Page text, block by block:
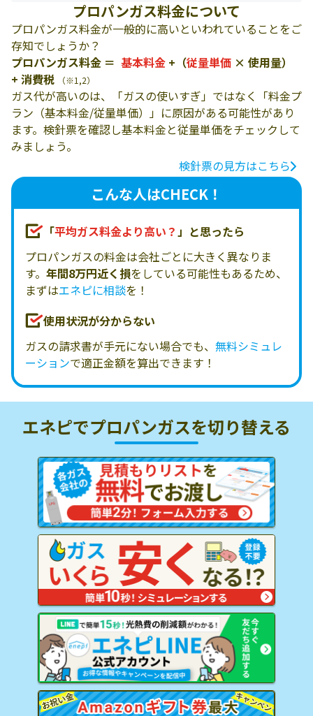
プロパンガス料金について
プロパンガス料金が一般的に高いといわれていることをご
存知でしょうか？
プロパンガス料金 ＝ 基本料金 +（従量単価 × 使用量）
+ 消費税
（※1,2）
ガス代が高いのは、「ガスの使いすぎ」ではなく「料金プ
ラン（基本料金/従量単価）」に原因がある可能性があり
ます。検針票を確認し基本料金と従量単価をチェックして
みましょう。
検針票の見方はこちら
こんな人はCHECK！
「平均ガス料金より高い？」と思ったら
プロパンガスの料金は会社ごとに大きく異なりま
す。 年間8万円近く損をしている可能性もあるため、
まずはエネピに相談を！
使用状況が分からない
ガスの請求書が手元にない場合でも、 無料シミュレ
ーションで適正金額を算出できます！
エネピでプロパンガスを切り替える